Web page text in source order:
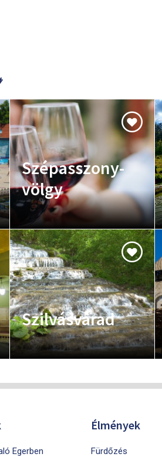
Szépasszony-
völgy
Szilvásvárad
Egerben
Élmények
Fürdőzés